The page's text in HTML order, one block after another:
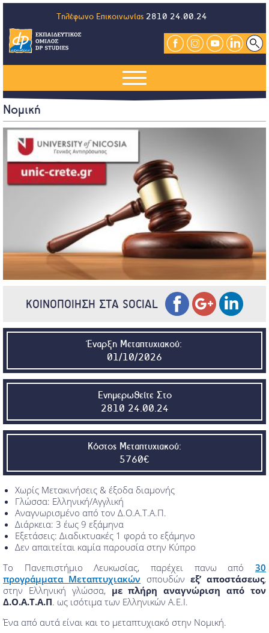
Τηλέφωνο Επικοινωνίας 2810 24.00.24
Νομική
ΚΟΙΝΟΠΟΙΗΣΗ ΣΤΑ SOCIAL
Έναρξη Μεταπτυχιακού:
01/10/2026
Ενημερωθείτε Στο
2810 24.00.24
Κόστος Μεταπτυχιακού:
5760€
Χωρίς Μετακινήσεις & έξοδα διαμονής
Γλώσσα: Ελληνική/Αγγλική
Αναγνωρισμένο από τον Δ.Ο.Α.Τ.Α.Π.
Διάρκεια: 3 έως 9 εξάμηνα
Εξετάσεις: Διαδικτυακές 1 φορά το εξάμηνο
Δεν απαιτείται καμία παρουσία στην Κύπρο
Το Πανεπιστήμιο Λευκωσίας, παρέχει πανω από 30
προγράμματα Μεταπτυχιακών σπουδών εξ’ αποστάσεως,
στην Ελληνική γλώσσα, με πλήρη αναγνώριση από τον
Δ.Ο.Α.Τ.Α.Π. ως ισότιμα των Ελληνικών Α.Ε.Ι.
Ένα από αυτά είναι και το μεταπτυχιακό στην Νομική.